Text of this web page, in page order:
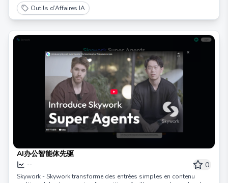
Outils d’Affaires IA
AI办公智能体先驱
-- 0
Skywork - Skywork transforme des entrées simples en contenu